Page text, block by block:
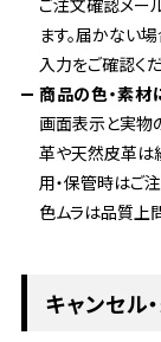
ご注文確認メー
ます。届かない
入力をご確認くだ
商品の色・素材
画面表示と実物
革や天然皮革は
用・保管時はご
色ムラは品質上
キャンセル